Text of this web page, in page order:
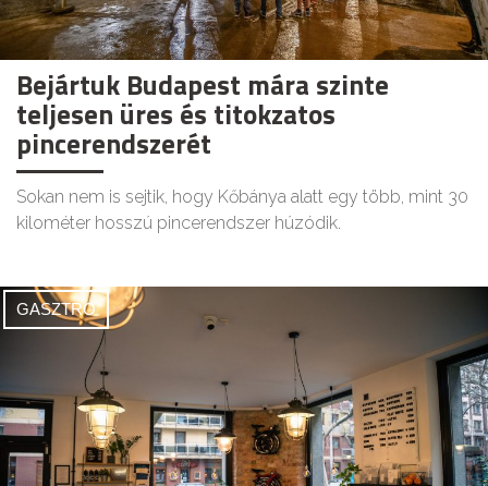
Bejártuk Budapest mára szinte
teljesen üres és titokzatos
pincerendszerét
Sokan nem is sejtik, hogy Kőbánya alatt egy több, mint 30
kilométer hosszú pincerendszer húzódik.
GASZTRO